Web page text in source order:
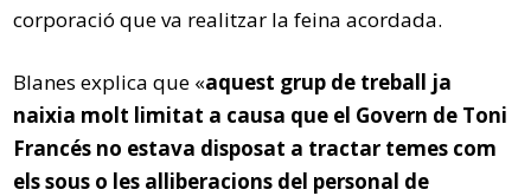
corporació que va realitzar la feina acordada.
Blanes explica que «aquest grup de treball ja
naixia molt limitat a causa que el Govern de Toni
Francés no estava disposat a tractar temes com
els sous o les alliberacions del personal de